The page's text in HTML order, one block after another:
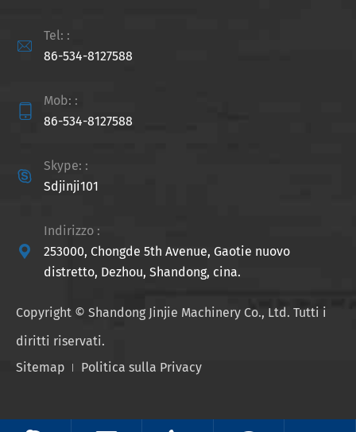

Tel: :
86-534-8127588

Mob: :
86-534-8127588

Skype: :
Sdjinji101

Indirizzo :
253000, Chongde 5th Avenue, Gaotie nuovo
distretto, Dezhou, Shandong, cina.
Copyright © Shandong Jinjie Machinery Co., Ltd. Tutti i
diritti riservati.
Sitemap
Politica sulla Privacy